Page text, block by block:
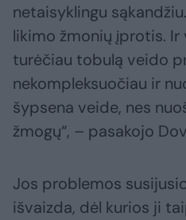
netaisyklingu
likimo žmonių įprotis. Ir
turėčiau tobulą veido
nekompleksuočiau ir
šypsena veide, nes
žmogų“, – pasakojo
Jos problemos
išvaizda, dėl kurios ji